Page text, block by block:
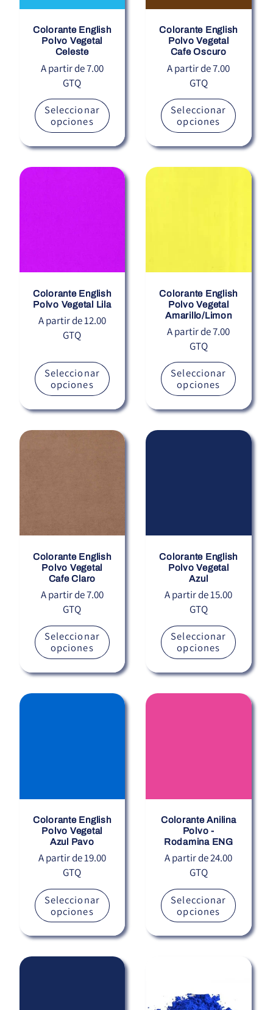
Colorante English
Polvo Vegetal
Celeste
Precio
habitual
A partir de 7.00
GTQ
Seleccionar
opciones
Colorante English
Polvo Vegetal
Cafe Oscuro
Precio
habitual
A partir de 7.00
GTQ
Seleccionar
opciones
Colorante English
Polvo Vegetal Lila
Precio
habitual
A partir de 12.00
GTQ
Seleccionar
opciones
Colorante English
Polvo Vegetal
Amarillo/Limon
Precio
habitual
A partir de 7.00
GTQ
Seleccionar
opciones
Colorante English
Polvo Vegetal
Cafe Claro
Precio
habitual
A partir de 7.00
GTQ
Seleccionar
opciones
Colorante English
Polvo Vegetal
Azul
Precio
habitual
A partir de 15.00
GTQ
Seleccionar
opciones
Colorante English
Polvo Vegetal
Azul Pavo
Precio
habitual
A partir de 19.00
GTQ
Seleccionar
opciones
Colorante Anilina
Polvo -
Rodamina ENG
Precio
habitual
A partir de 24.00
GTQ
Seleccionar
opciones